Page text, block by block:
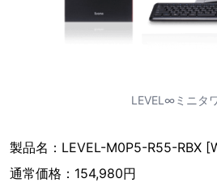
LEVEL∞ミニタ
製品名：LEVEL-M0P5-R55-RBX
通常価格：154,980円